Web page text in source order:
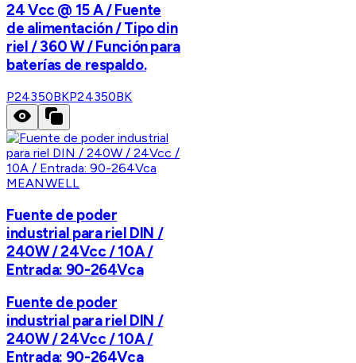
24 Vcc @ 15 A / Fuente
de alimentación / Tipo din
riel / 360 W / Función para
baterías de respaldo.
P24350BKP24350BK
MEANWELL
Fuente de poder
industrial para riel DIN /
240W / 24Vcc / 10A /
Entrada: 90-264Vca
Fuente de poder
industrial para riel DIN /
240W / 24Vcc / 10A /
Entrada: 90-264Vca